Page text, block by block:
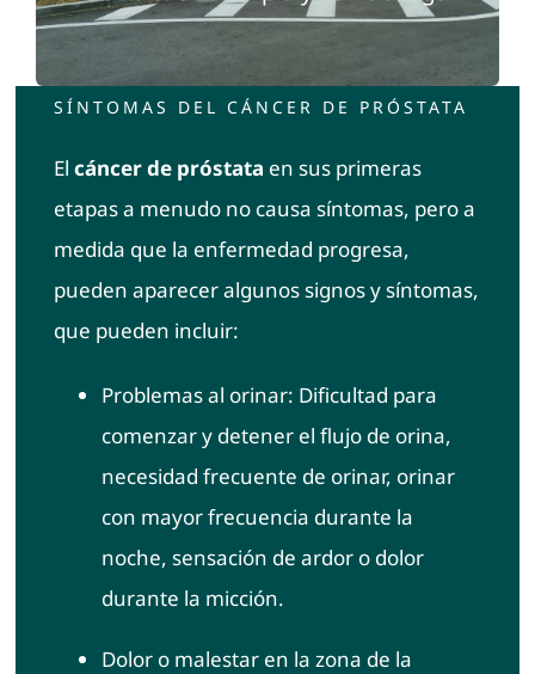
SÍNTOMAS DEL CÁNCER DE PRÓSTATA
El cáncer de próstata en sus primeras
etapas a menudo no causa síntomas, pero a
medida que la enfermedad progresa,
pueden aparecer algunos signos y síntomas,
que pueden incluir:
Problemas al orinar: Dificultad para
comenzar y detener el flujo de orina,
necesidad frecuente de orinar, orinar
con mayor frecuencia durante la
noche, sensación de ardor o dolor
durante la micción.
Dolor o malestar en la zona de la